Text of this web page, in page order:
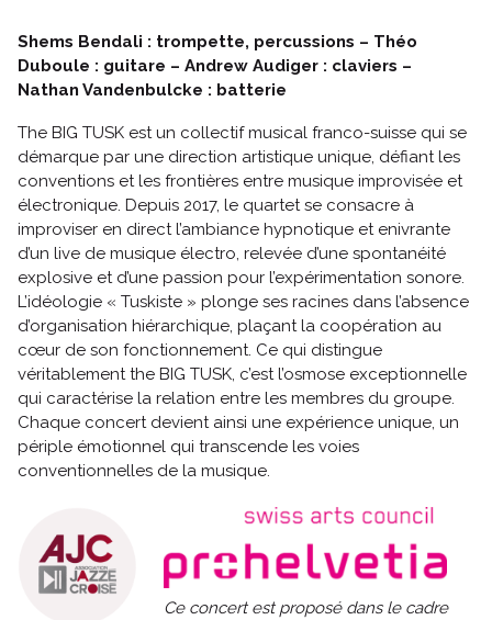
Shems Bendali : trompette, percussions – Théo
Duboule : guitare – Andrew Audiger : claviers –
Nathan Vandenbulcke : batterie
The BIG TUSK est un collectif musical franco-suisse qui se
démarque par une direction artistique unique, défiant les
conventions et les frontières entre musique improvisée et
électronique. Depuis 2017, le quartet se consacre à
improviser en direct l’ambiance hypnotique et enivrante
d’un live de musique électro, relevée d’une spontanéité
explosive et d’une passion pour l’expérimentation sonore.
L’idéologie « Tuskiste » plonge ses racines dans l’absence
d’organisation hiérarchique, plaçant la coopération au
cœur de son fonctionnement. Ce qui distingue
véritablement the BIG TUSK, c’est l’osmose exceptionnelle
qui caractérise la relation entre les membres du groupe.
Chaque concert devient ainsi une expérience unique, un
périple émotionnel qui transcende les voies
conventionnelles de la musique.
Ce concert est proposé dans le cadre